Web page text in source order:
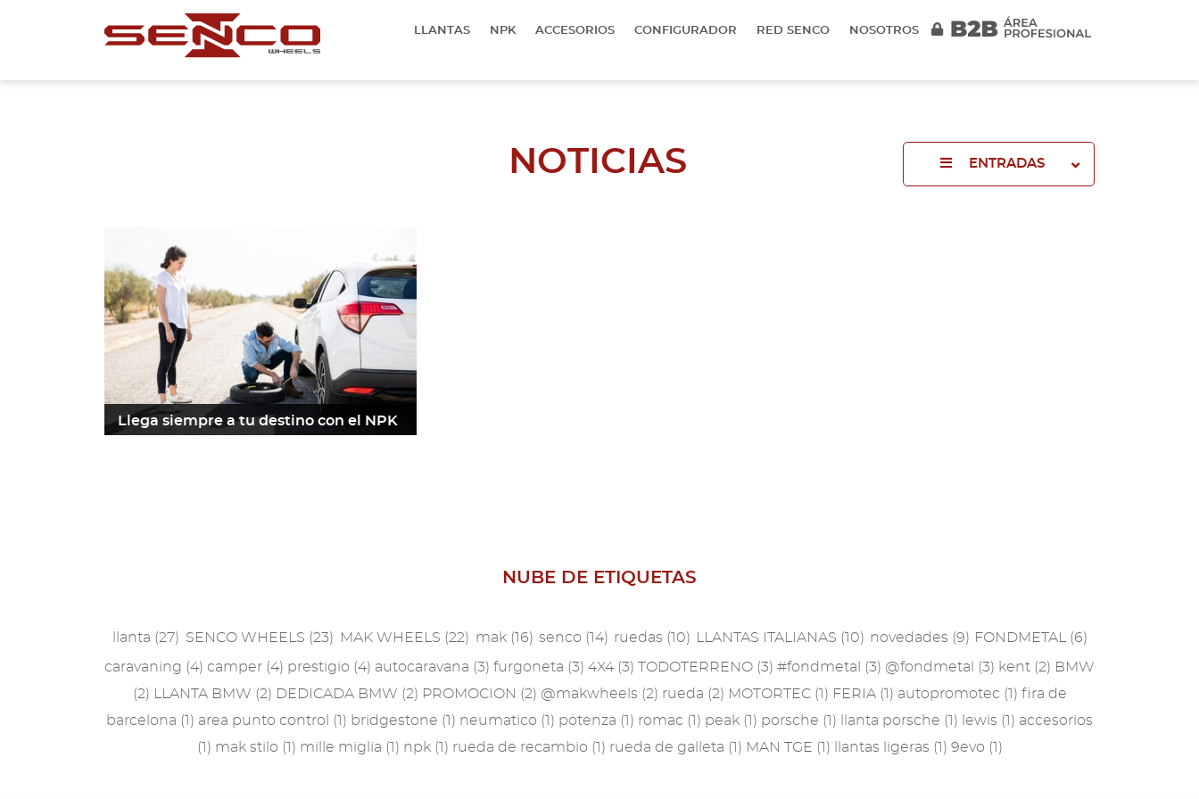
LLANTAS NPK ACCESORIOS CONFIGURADOR RED SENCO NOSOTROS
NOTICIAS ENTRADAS
2013
2012
2011
Llega siempre a tu destino con el NPK
NUBE DE ETIQUETAS
llanta (27) SENCO WHEELS (23) MAK WHEELS (22) mak (16) senco (14) ruedas (10) LLANTAS ITALIANAS (10) novedades (9) FONDMETAL (6)
caravaning (4) camper (4) prestigio (4) autocaravana (3) furgoneta (3) 4X4 (3) TODOTERRENO (3) #fondmetal (3) @fondmetal (3) kent (2) BMW
(2)
LLANTA BMW (2) DEDICADA BMW (2) PROMOCION (2) @makwheels (2) rueda (2) MOTORTEC (1) FERIA (1) autopromotec (1) fira de
barcelona (1) area punto control (1) bridgestone (1) neumatico (1) potenza (1) romac (1) peak (1) porsche (1) llanta porsche (1) lewis (1) accesorios
(1) mak stilo (1) mille miglia (1) npk (1) rueda de recambio (1) rueda de galleta (1) MAN TGE (1) llantas ligeras (1) 9evo (1)